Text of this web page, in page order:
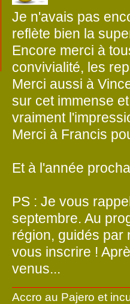
Je n'avais pas
reflète bien la
Encore merci à
convivialité, les
Merci aussi à
sur cet immense
vraiment
Merci à Francis
Et à l'année
PS : Je vous
septembre. Au
région, guidés par
vous inscrire !
venus...
Accro au Pajero et